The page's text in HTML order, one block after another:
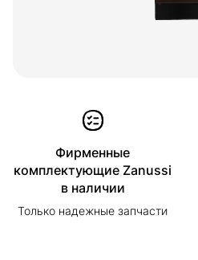
Фирменные
комплектующие Zanussi
в наличии
Только надежные запчасти